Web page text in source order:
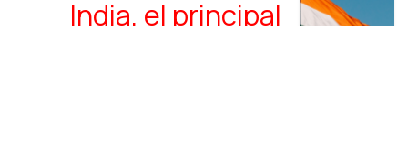
India, el principal